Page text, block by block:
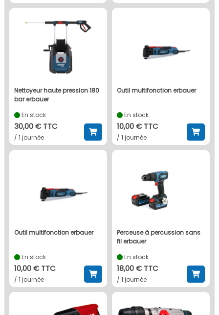
nettoyeur haute pression 180
bar erbauer
En stock
30,00 € TTC
/ 1 journée
outil multifonction erbauer
En stock
10,00 € TTC
/ 1 journée
outil multifonction erbauer
En stock
10,00 € TTC
/ 1 journée
perceuse à percussion sans
fil erbauer
En stock
18,00 € TTC
/ 1 journée